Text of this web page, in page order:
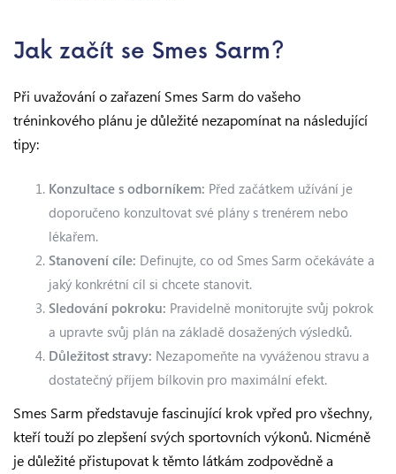
Jak začít se Smes Sarm?
Při uvažování o zařazení Smes Sarm do vašeho
tréninkového plánu je důležité nezapomínat na následující
tipy:
Konzultace s odborníkem: Před začátkem užívání je
doporučeno konzultovat své plány s trenérem nebo
lékařem.
Stanovení cíle: Definujte, co od Smes Sarm očekáváte a
jaký konkrétní cíl si chcete stanovit.
Sledování pokroku: Pravidelně monitorujte svůj pokrok
a upravte svůj plán na základě dosažených výsledků.
Důležitost stravy: Nezapomeňte na vyváženou stravu a
dostatečný příjem bílkovin pro maximální efekt.
Smes Sarm představuje fascinující krok vpřed pro všechny,
kteří touží po zlepšení svých sportovních výkonů. Nicméně
je důležité přistupovat k těmto látkám zodpovědně a